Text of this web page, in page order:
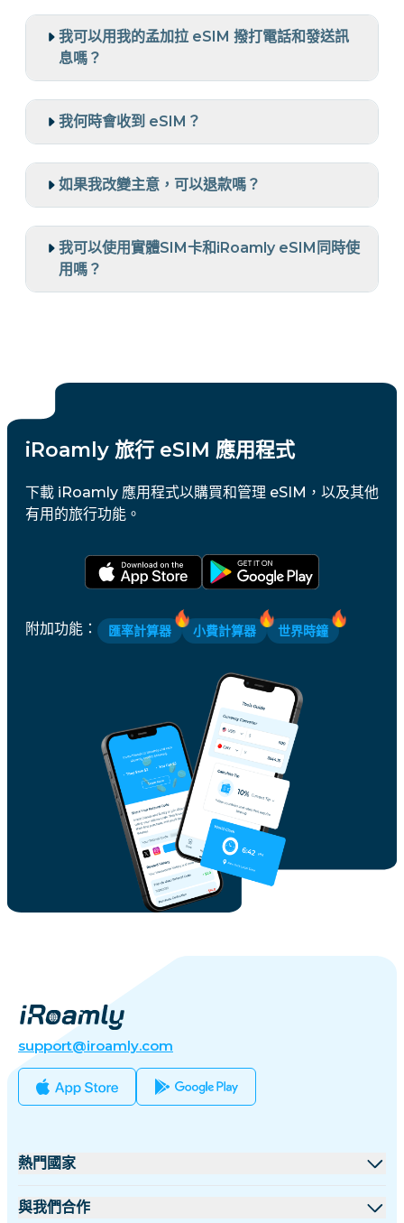
我可以用我的孟加拉 eSIM 撥打電話和發送訊
息嗎？
我何時會收到 eSIM？
如果我改變主意，可以退款嗎？
我可以使用實體SIM卡和iRoamly eSIM同時使
用嗎？
iRoamly 旅行 eSIM 應用程式
下載 iRoamly 應用程式以購買和管理 eSIM，以及其他
有用的旅行功能。
附加功能 ： 匯率計算器 小費計算器 世界時鐘
support@iroamly.com
熱門國家
美國
與我們合作